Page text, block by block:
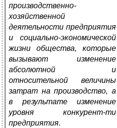
производственно-
хозяйственной
деятельности предприятия
и социально-экономической
жизни общества, которые
вызывают изменение
абсолютной и
относительной величины
затрат на производство, а
в результате изменение
уровня конкурент-ти
предприятия.